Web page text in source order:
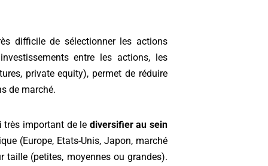
difficile de sélectionner les actions
entre les actions, les
private equity), permet de réduire
de marché.
très important de le diversifier au sein
(Europe, Etats-Unis, Japon, marché
taille (petites, moyennes ou grandes).